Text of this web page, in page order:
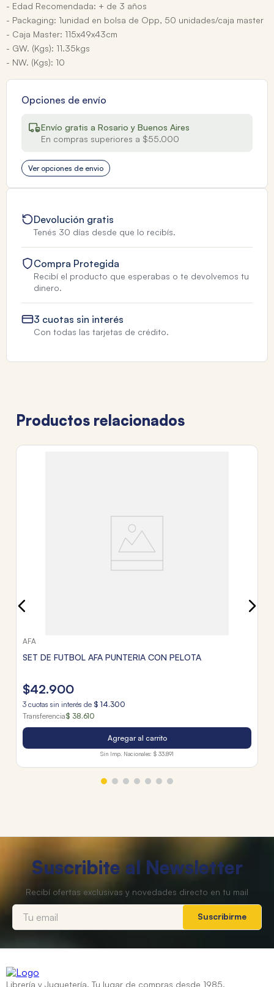
- Edad Recomendada: + de 3 años
- Packaging: 1unidad en bolsa de Opp, 50 unidades/caja master
- Caja Master: 115x49x43cm
- GW. (Kgs): 11.35kgs
- NW. (Kgs): 10
Opciones de envío
Envío gratis a Rosario y Buenos Aires
En compras superiores a $55.000
Ver opciones de envio
Devolución gratis
Tenés 30 días desde que lo recibís.
Compra Protegida
Recibí el producto que esperabas o te devolvemos tu
dinero.
3 cuotas sin interés
Con todas las tarjetas de crédito.
Productos relacionados
AFA
SET DE FUTBOL AFA PUNTERIA CON PELOTA
$42.900
3 cuotas sin interés de $ 14.300
Transferencia$ 38.610
Agregar al carrito
Sin Imp. Nacionales: $ 33.891
Suscribite al Newsletter
Suscribirme
Librería y Juguetería. Tu lugar de compras desde 1985.